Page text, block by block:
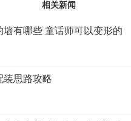
相关新闻
有哪些 童话师可以变形的
装思路攻略